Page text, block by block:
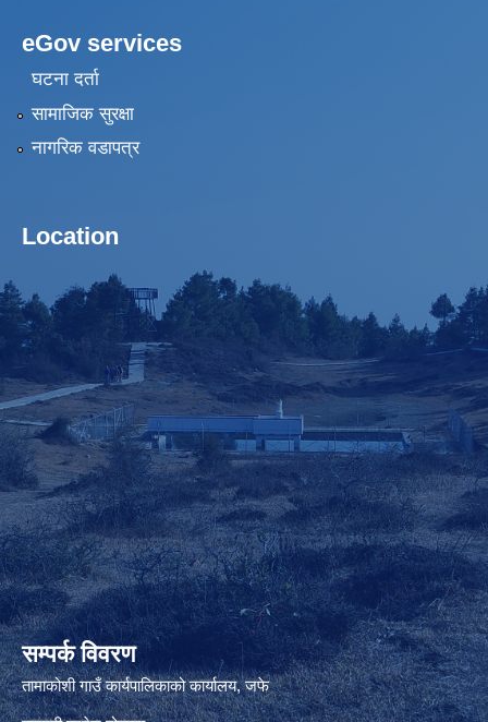
eGov services
घटना दर्ता
सामाजिक सुरक्षा
नागरिक वडापत्र
Location
सम्पर्क विवरण
तामाकोशी गाउँ कार्यपालिकाको कार्यालय, जफे